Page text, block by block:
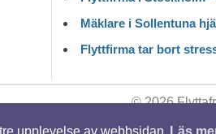
Mäklare i Sollentuna
Flyttfirma tar bort
© 2026